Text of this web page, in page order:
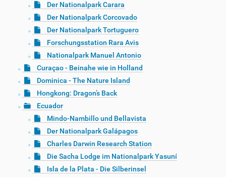
Der Nationalpark Carara
Der Nationalpark Corcovado
Der Nationalpark Tortuguero
Forschungsstation Rara Avis
Nationalpark Manuel Antonio
Curaçao - Beinahe wie in Holland
Dominica - The Nature Island
Hongkong: Dragon’s Back
Ecuador
Mindo-Nambillo und Bellavista
Der Nationalpark Galápagos
Charles Darwin Research Station
Die Sacha Lodge im Nationalpark Yasuní
Isla de la Plata - Die Silberinsel